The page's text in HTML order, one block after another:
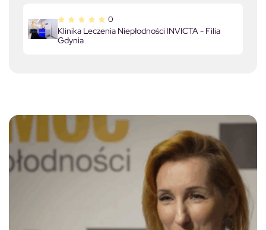
0
Klinika Leczenia Niepłodności INVICTA - Filia
Gdynia